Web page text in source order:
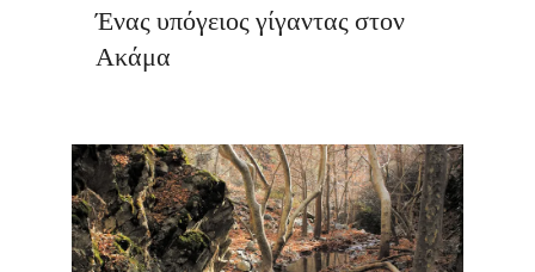
Ένας υπόγειος γίγαντας στον
Ακάμα